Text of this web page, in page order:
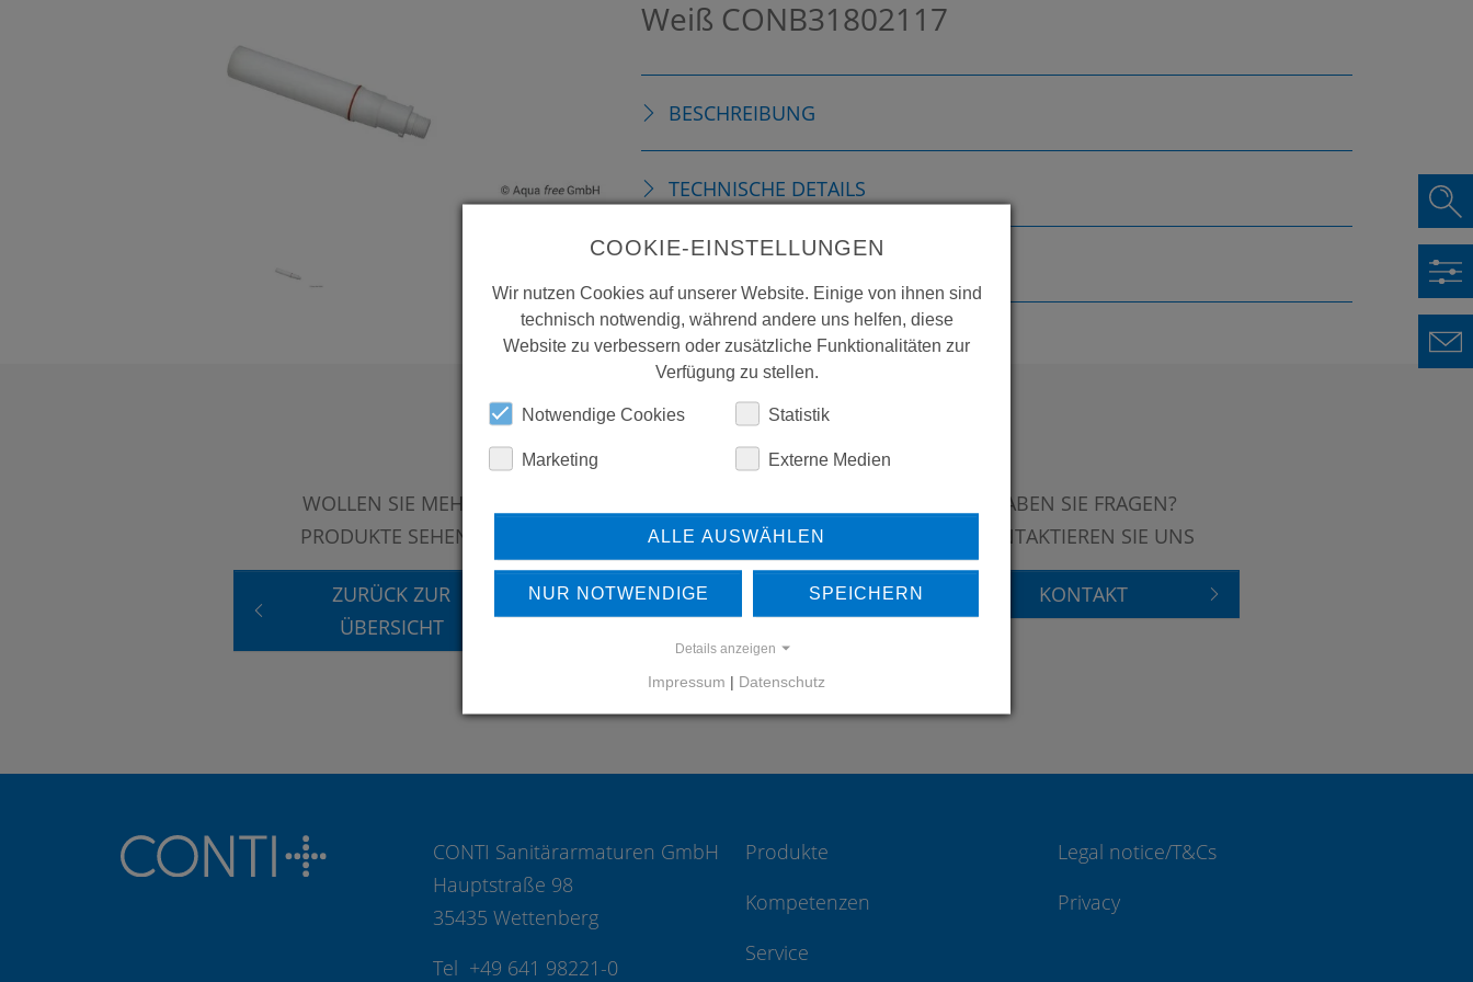
Weiß CONB31802117
BESCHREIBUNG
TECHNISCHE DETAILS
DOWNLOADS
WOLLEN SIE MEHR
PRODUKTE SEHEN?
ZURÜCK ZUR
ÜBERSICHT
UNSERE REFERENZEN
REFERENZEN
HABEN SIE FRAGEN?
KONTAKTIEREN SIE UNS
KONTAKT
CONTI Sanitärarmaturen GmbH
Hauptstraße 98
35435 Wettenberg
Tel +49 641 98221-0
Produkte
Kompetenzen
Service
Legal notice/T&Cs
Privacy
COOKIE-EINSTELLUNGEN
Wir nutzen Cookies auf unserer Website. Einige von ihnen sind
technisch notwendig, während andere uns helfen, diese
Website zu verbessern oder zusätzliche Funktionalitäten zur
Verfügung zu stellen.
Notwendige Cookies Statistik
Marketing Externe Medien
ALLE AUSWÄHLEN
NUR NOTWENDIGE SPEICHERN
Details anzeigen
Impressum | Datenschutz